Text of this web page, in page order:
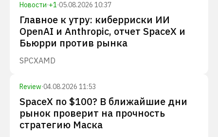
Новости·+1·05.08.2026 10:37
Главное к утру: киберриски ИИ
OpenAI и Anthropic, отчет SpaceX и
Бьюрри против рынка
SPCXAMD
Review·04.08.2026 11:53
SpaceX по $100? В ближайшие дни
рынок проверит на прочность
стратегию Маска